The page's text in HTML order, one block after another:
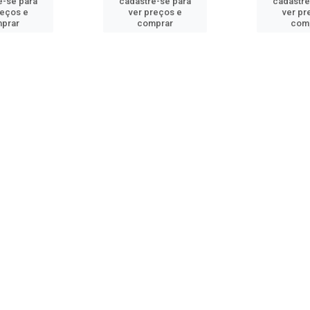
e
ver preços e
comprar
ver